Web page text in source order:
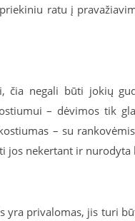
ratu į
čia negali būti jokių
– dėvimos tik
– su
jos nekertant ir
yra privalomas, jis turi